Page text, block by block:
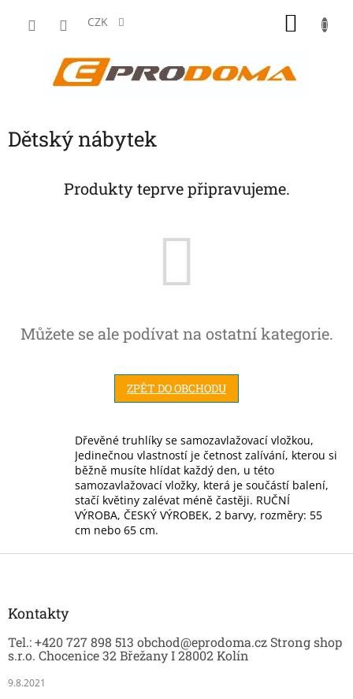
CZK
Dětský nábytek
Produkty teprve připravujeme.
Můžete se ale podívat na ostatní kategorie.
ZPĚT DO OBCHODU
Dřevěné truhlíky se samozavlažovací vložkou,
Jedinečnou vlastností je četnost zalívání, kterou si
běžně musíte hlídat každý den, u této
samozavlažovací vložky, která je součástí balení,
stačí květiny zalévat méně častěji. RUČNÍ
VÝROBA, ČESKÝ VÝROBEK, 2 barvy, rozměry: 55
cm nebo 65 cm.
Kontakty
Tel.: +420 727 898 513 obchod@eprodoma.cz Strong shop
s.r.o. Chocenice 32 Břežany I 28002 Kolín
9.8.2021